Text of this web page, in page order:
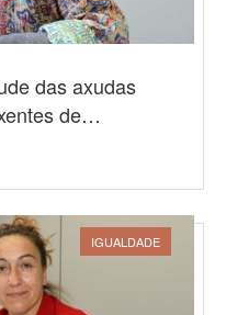
das axudas
de…
IGUALDADE